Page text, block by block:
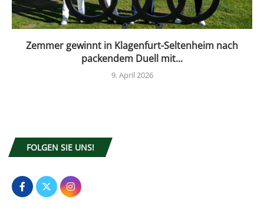
Zemmer gewinnt in Klagenfurt-Seltenheim nach
packendem Duell mit...
9. April 2026
FOLGEN SIE UNS!